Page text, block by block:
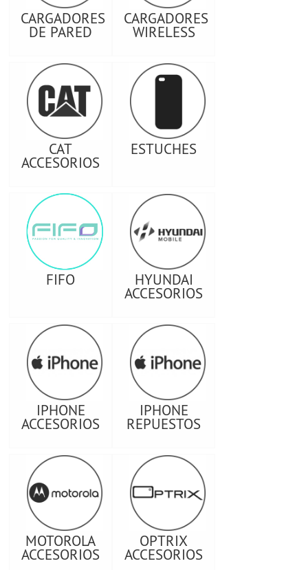
CARGADORES
DE PARED
CARGADORES
WIRELESS
CAT
ACCESORIOS
ESTUCHES
FIFO HYUNDAI
ACCESORIOS
IPHONE
ACCESORIOS
IPHONE
REPUESTOS
MOTOROLA
ACCESORIOS
OPTRIX
ACCESORIOS